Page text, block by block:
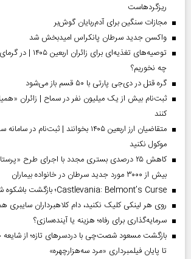
ریزگردهاست
مجازات سنگین برای آدم‌ربایان گوش‌بر
واکسن جدید سرطان پانکراس امیدبخش شد
توصیه‌های تغذیه‌ای
چه نخوریم؟
گره قتل در دی‌جی پارتی با ۵۰ قسم باز می‌شود
ثبت‌نام بیش از یک میلیون نفر در سماح | زائران
کنند
متقاضیان ارز اربعین ۱۴۰۵ بخوانند |
موکول نکنید
کاهش ۲۵ درصدی بستری مجدد با اجرای طرح
بیش از ۳۰۰۰ مورد جدید سرطان در خانواده بیماران
Castlevania: Belmont’s Curse؛ بازگشت باشکوه شکارچیان خون‌آشام
روی هر لینکی کلیک نکنید، دام کلاهبرداران
سرمایه‌گذاری برای رفاه؛ هزینه یا آینده‌سازی؟
بازگشت مسعود شصت‌چی با دردسر‌های تازه؛ از شایعه
تا پایان فیلمبرداری «مرد سه‌هزارچهره»